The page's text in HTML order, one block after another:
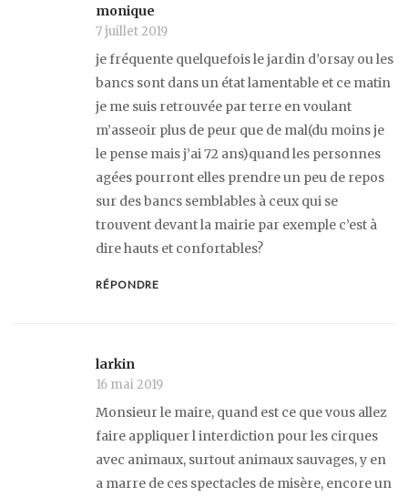
monique
7 juillet 2019
je fréquente quelquefois le jardin d’orsay ou les
bancs sont dans un état lamentable et ce matin
je me suis retrouvée par terre en voulant
m’asseoir plus de peur que de mal(du moins je
le pense mais j’ai 72 ans)quand les personnes
agées pourront elles prendre un peu de repos
sur des bancs semblables à ceux qui se
trouvent devant la mairie par exemple c’est à
dire hauts et confortables?
RÉPONDRE
larkin
16 mai 2019
Monsieur le maire, quand est ce que vous allez
faire appliquer l interdiction pour les cirques
avec animaux, surtout animaux sauvages, y en
a marre de ces spectacles de misère, encore un